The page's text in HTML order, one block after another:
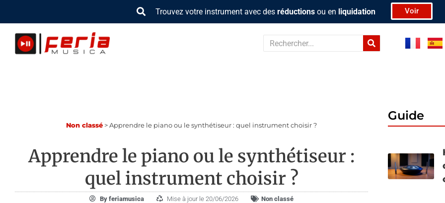
Trouvez votre instrument avec desréductions ou en liquidation Voir
Rechercher
Non classé >Apprendre le piano ou le synthétiseur : quel instrument choisir ?
Apprendre le piano ou le synthétiseur :
quel instrument choisir ?
By feriamusica Mise à jour le 20/06/2026 Non classé
Guide